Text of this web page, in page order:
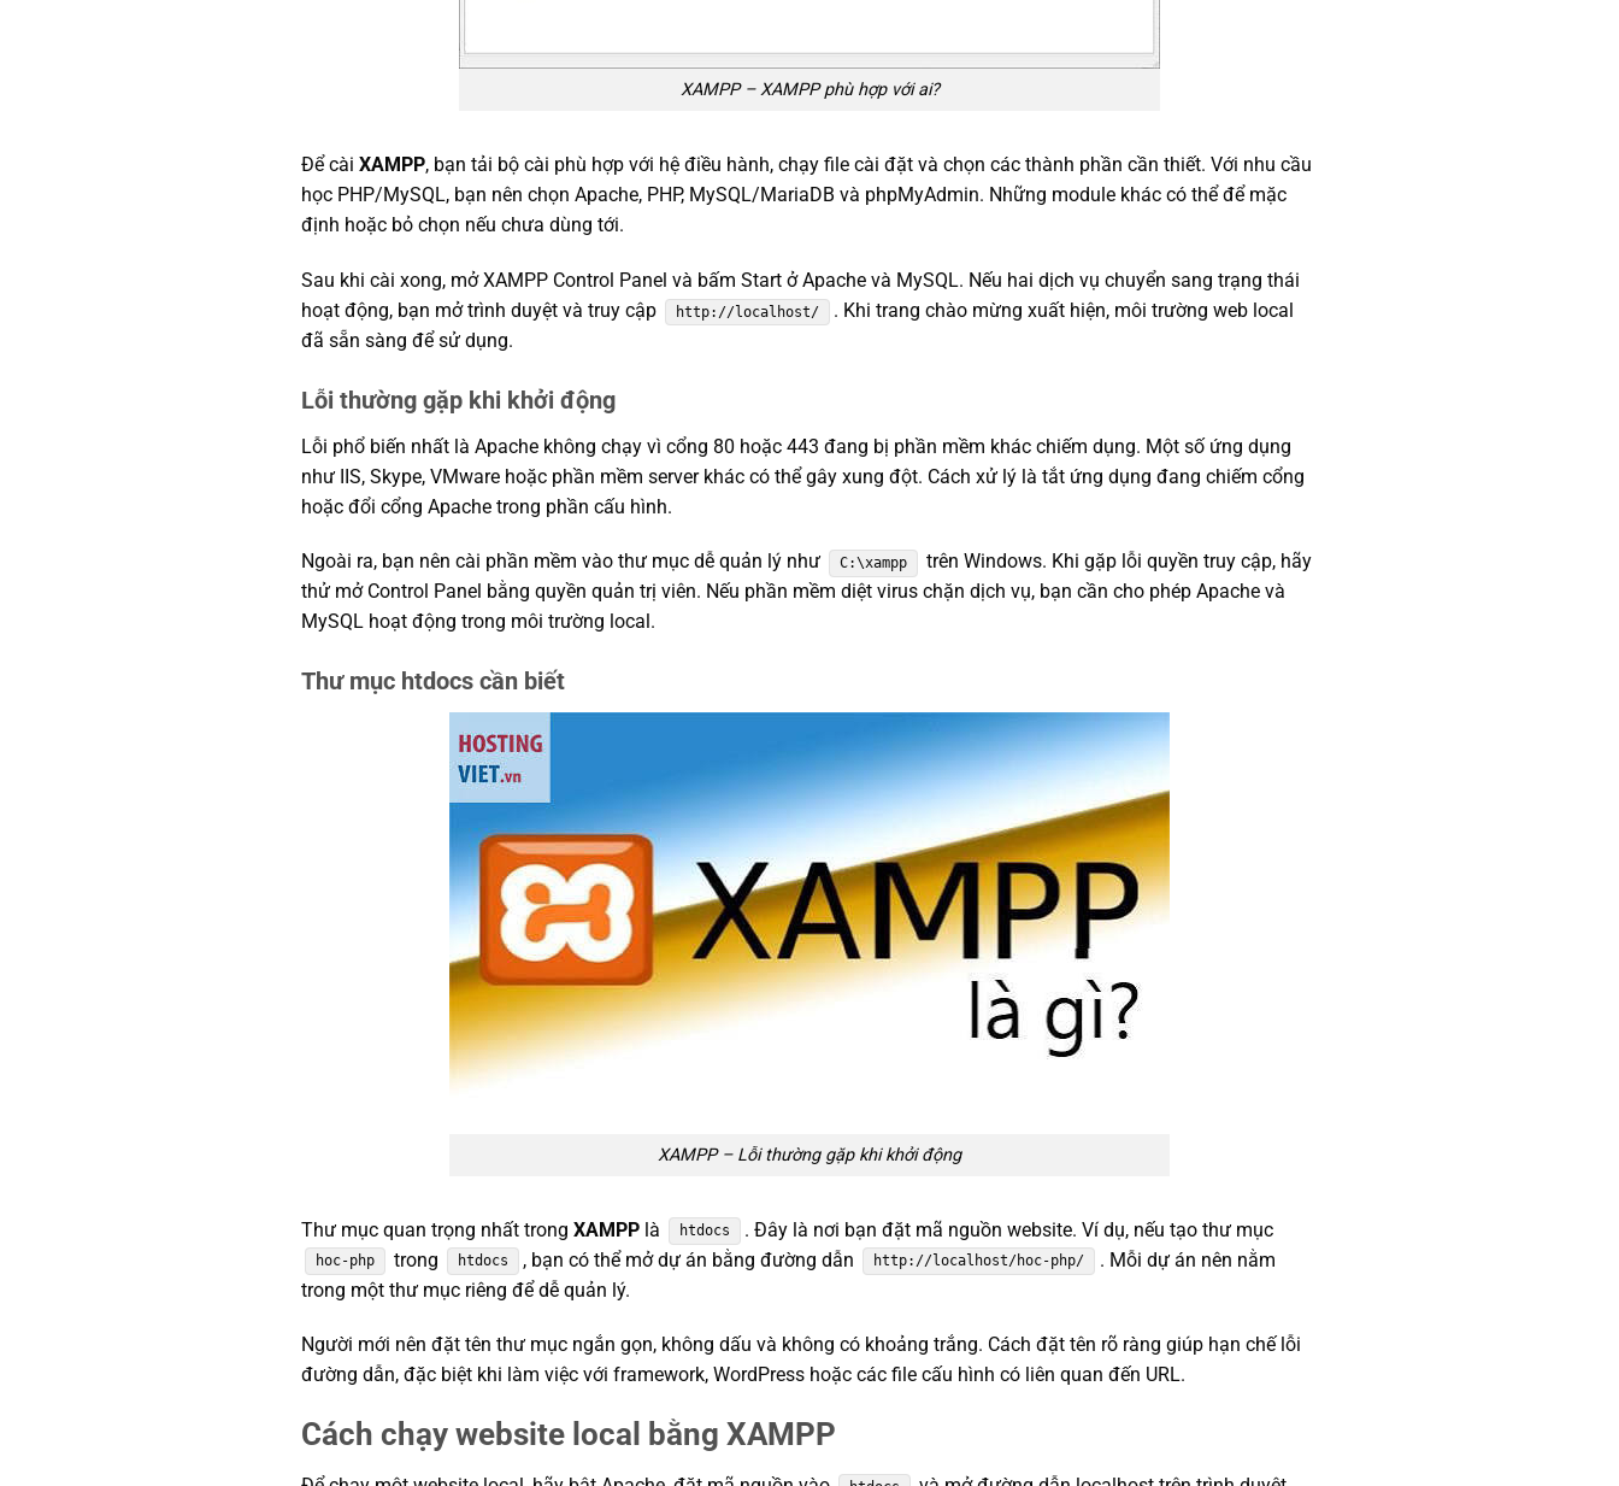
XAMPP – XAMPP phù hợp với ai?
Để cài XAMPP, bạn tải bộ cài phù hợp với hệ điều hành, chạy file cài đặt và chọn các thành phần cần thiết. Với nhu cầu
học PHP/MySQL, bạn nên chọn Apache, PHP, MySQL/MariaDB và phpMyAdmin. Những module khác có thể để mặc
định hoặc bỏ chọn nếu chưa dùng tới.
Sau khi cài xong, mở XAMPP Control Panel và bấm Start ở Apache và MySQL. Nếu hai dịch vụ chuyển sang trạng thái
hoạt động, bạn mở trình duyệt và truy cập
http://localhost/
. Khi trang chào mừng xuất hiện, môi trường web local
đã sẵn sàng để sử dụng.
Lỗi thường gặp khi khởi động
Lỗi phổ biến nhất là Apache không chạy vì cổng 80 hoặc 443 đang bị phần mềm khác chiếm dụng. Một số ứng dụng
như IIS, Skype, VMware hoặc phần mềm server khác có thể gây xung đột. Cách xử lý là tắt ứng dụng đang chiếm cổng
hoặc đổi cổng Apache trong phần cấu hình.
Ngoài ra, bạn nên cài phần mềm vào thư mục dễ quản lý như C:\xampp
trên Windows. Khi gặp lỗi quyền truy cập, hãy
thử mở Control Panel bằng quyền quản trị viên. Nếu phần mềm diệt virus chặn dịch vụ, bạn cần cho phép Apache và
MySQL hoạt động trong môi trường local.
Thư mục htdocs cần biết
XAMPP – Lỗi thường gặp khi khởi động
Thư mục quan trọng nhất trong XAMPPlà htdocs . Đây là nơi bạn đặt mã nguồn website. Ví dụ, nếu tạo thư mục
hoc-php trong htdocs , bạn có thể mở dự án bằng đường dẫn http://localhost/hoc-php/
. Mỗi dự án nên nằm
trong một thư mục riêng để dễ quản lý.
Người mới nên đặt tên thư mục ngắn gọn, không dấu và không có khoảng trắng. Cách đặt tên rõ ràng giúp hạn chế lỗi
đường dẫn, đặc biệt khi làm việc với framework, WordPress hoặc các file cấu hình có liên quan đến URL.
Cách chạy website local bằng XAMPP